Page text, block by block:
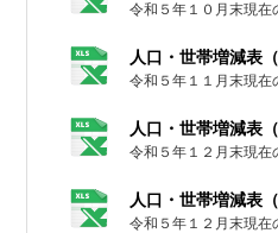
令和５年１０月末現在
人口・世帯増減表
令和５年１１月末現在
人口・世帯増減表
令和５年１２月末現在
人口・世帯増減表
令和５年１２月末現在